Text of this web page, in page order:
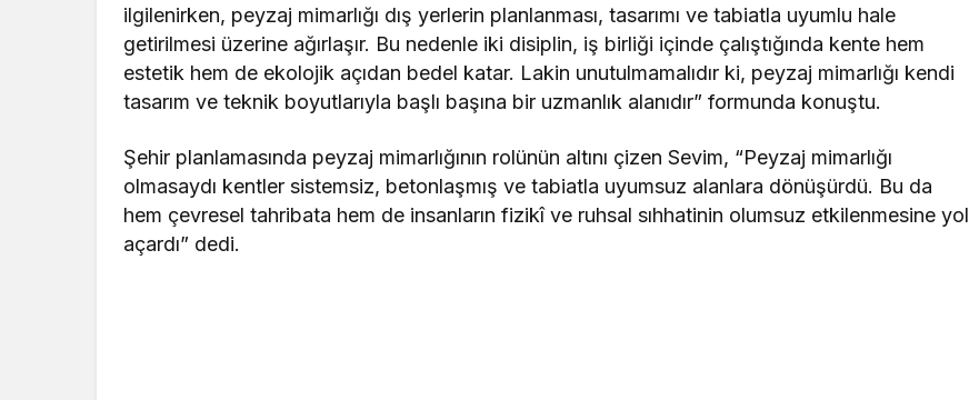
ilgilenirken, peyzaj mimarlığı dış yerlerin planlanması, tasarımı ve tabiatla uyumlu hale
getirilmesi üzerine ağırlaşır. Bu nedenle iki disiplin, iş birliği içinde çalıştığında kente hem
estetik hem de ekolojik açıdan bedel katar. Lakin unutulmamalıdır ki, peyzaj mimarlığı kendi
tasarım ve teknik boyutlarıyla başlı başına bir uzmanlık alanıdır” formunda konuştu.
Şehir planlamasında peyzaj mimarlığının rolünün altını çizen Sevim, “Peyzaj mimarlığı
olmasaydı kentler sistemsiz, betonlaşmış ve tabiatla uyumsuz alanlara dönüşürdü. Bu da
hem çevresel tahribata hem de insanların fizikî ve ruhsal sıhhatinin olumsuz etkilenmesine yol
açardı” dedi.